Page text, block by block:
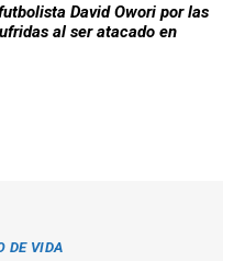
David Owori por las
al ser atacado en
DE VIDA